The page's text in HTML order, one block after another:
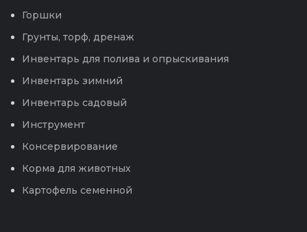
Горшки
Грунты, торф, дренаж
Инвентарь для полива и опрыскивания
Инвентарь зимний
Инвентарь садовый
Инструмент
Консервирование
Корма для животных
Картофель семенной